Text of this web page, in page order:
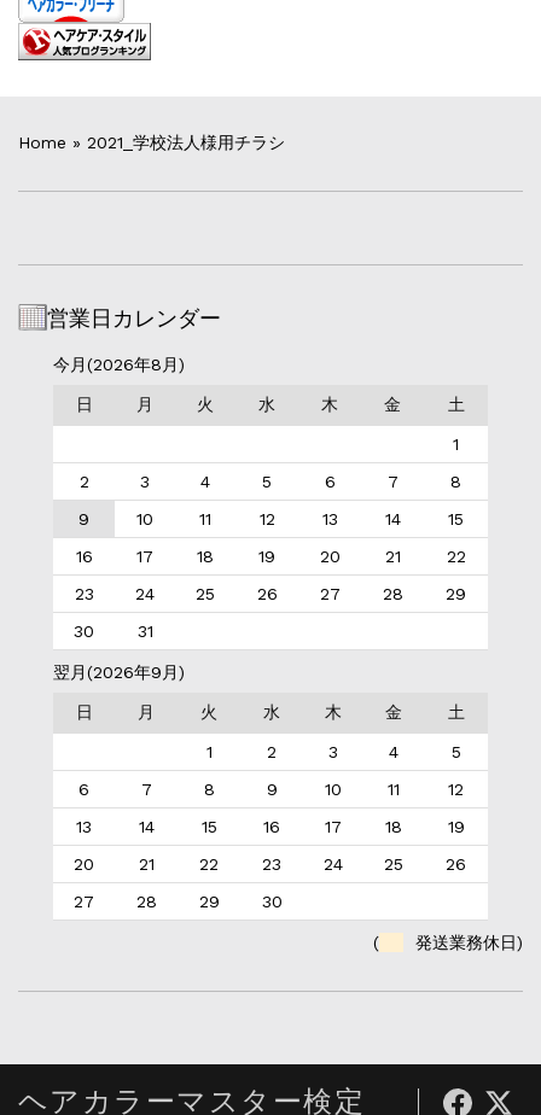
Home » 2021_学校法人様用チラシ
営業日カレンダー
今月(2026年8月)
日 月 火 水 木 金 土
1
2
3 4 5 6 7
8
9
10 11 12 13 14
15
16
17 18 19 20 21
22
23
24 25 26 27 28
29
30
31
翌月(2026年9月)
日 月 火 水 木 金 土
1 2 3 4
5
6
7 8 9 10 11
12
13
14 15 16 17 18
19
20
21 22 23 24 25
26
27
28 29 30
( 発送業務休日)
ヘアカラーマスター検定